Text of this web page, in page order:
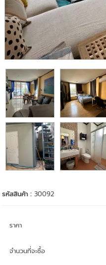
รหัสสินค้า :30092
ราคา
จำนวนที่จะซื้อ